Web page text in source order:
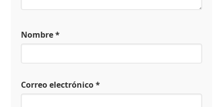
Nombre*
Correo electrónico*